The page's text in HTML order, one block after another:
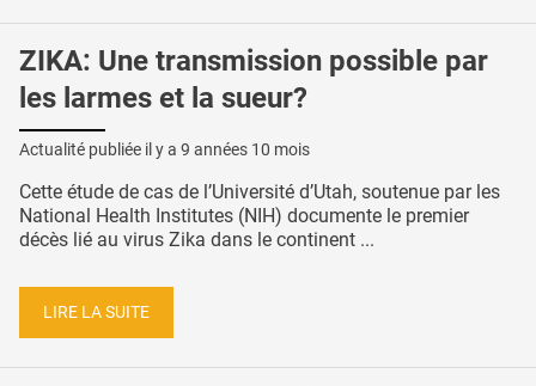
ZIKA: Une transmission possible par
les larmes et la sueur?
Actualité publiée il y a 9 années 10 mois
Cette étude de cas de l’Université d’Utah, soutenue par les
National Health Institutes (NIH) documente le premier
décès lié au virus Zika dans le continent ...
LIRE LA SUITE